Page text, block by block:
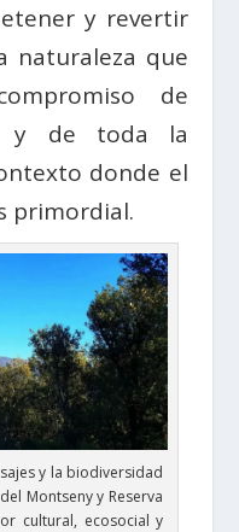
y revertir
naturaleza que
de
y de toda la
donde el
primordial.
y la biodiversidad
Montseny y Reserva
cultural, ecosocial y